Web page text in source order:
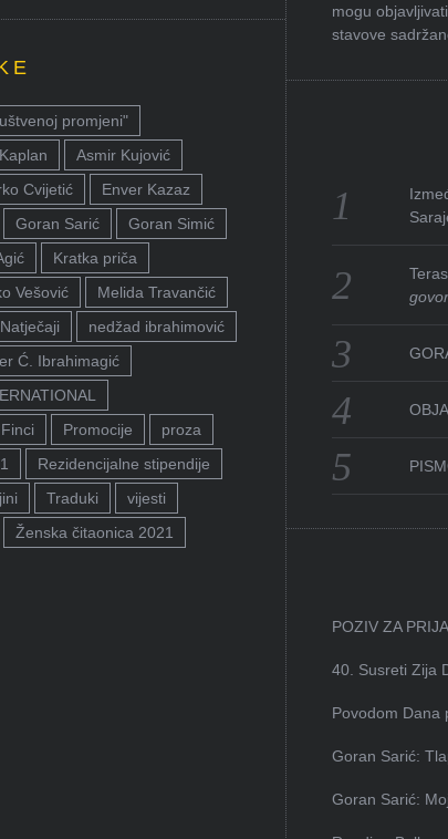
promjeni"
Asmir Kujović
Cvijetić
Enver Kazaz
Goran Sarić
Goran Simić
Kratka priča
Vešović
Melida Travančić
Natječaji
nedžad ibrahimović
Ć. Ibrahimagić
Promocije
proza
Rezidencijalne stipendije
Traduki
vijesti
Ženska čitaonica 2021
mogu
stavove
POZIV ZA
40. Susreti Zija
Povodom Dana
Goran Sarić:
Goran Sarić: